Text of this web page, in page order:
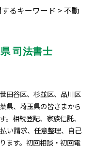
るキーワード >不動
司法書士
田谷区、杉並区、品川区
県、埼玉県の皆さまから
。相続登記、家族信託、
い請求、任意整理、自己
ます。初回相談・初回電